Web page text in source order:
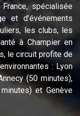
spécialisée
et d’événements
les clubs, les
à Champier en
le circuit profite de
: Lyon
(50 minutes),
et Genève